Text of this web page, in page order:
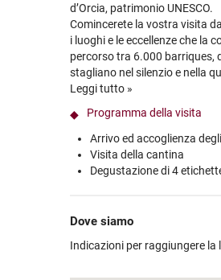
d’Orcia, patrimonio UNESCO.
Comincerete la vostra visita
i luoghi e le eccellenze che la
percorso tra 6.000 barriques,
stagliano nel silenzio e nella
Concepita per preservare al
l'azienda si avvale oggi delle
nei legni, dove rinomati vini
caratteristiche più distintive
complesso medievale, avrete
accompagnate da grissini e
Leggi tutto »
Programma della visita
Arrivo ed accoglienza
Visita della cantina
Degustazione di 4
Dove siamo
Indicazioni per raggiungere la